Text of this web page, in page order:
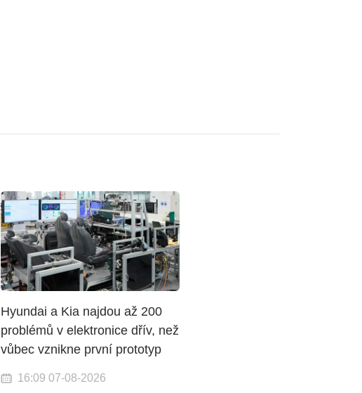
Hyundai a Kia najdou až 200
problémů v elektronice dřív, než
vůbec vznikne první prototyp
16:09 07-08-2026